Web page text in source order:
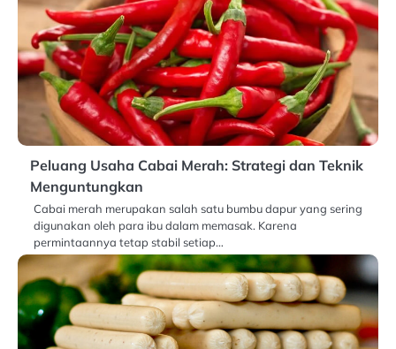
Peluang Usaha Cabai Merah: Strategi dan Teknik
Menguntungkan
Cabai merah merupakan salah satu bumbu dapur yang sering
digunakan oleh para ibu dalam memasak. Karena
permintaannya tetap stabil setiap…